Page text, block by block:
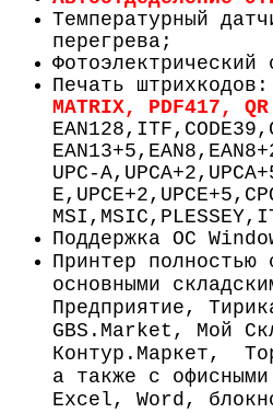
Температурный
перегрева;
Фотоэлектрический
Печать штрихкодов:
MATRIX, PDF417,
UPC-
Поддержка ОС
Принтер полностью
основными
Предприятие,
GBS.Market, Мой
Контур.Маркет,
а также с офисными
Excel, Word,